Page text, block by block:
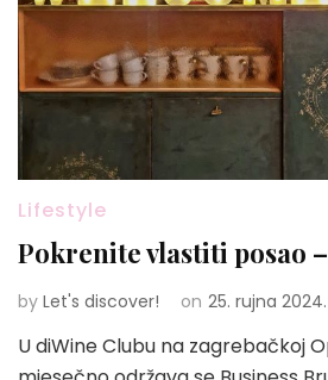
Lifestyle
Pokrenite vlastiti posao
by Let's discover! on 25. rujna 2024.
U diWine Clubu na zagrebačkoj